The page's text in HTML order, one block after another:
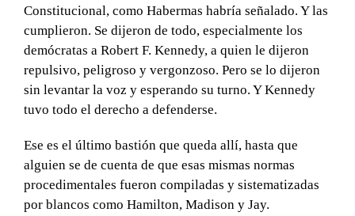
Constitucional, como Habermas habría señalado. Y las
cumplieron. Se dijeron de todo, especialmente los
demócratas a Robert F. Kennedy, a quien le dijeron
repulsivo, peligroso y vergonzoso. Pero se lo dijeron
sin levantar la voz y esperando su turno. Y Kennedy
tuvo todo el derecho a defenderse.
Ese es el último bastión que queda allí, hasta que
alguien se de cuenta de que esas mismas normas
procedimentales fueron compiladas y sistematizadas
por blancos como Hamilton, Madison y Jay.